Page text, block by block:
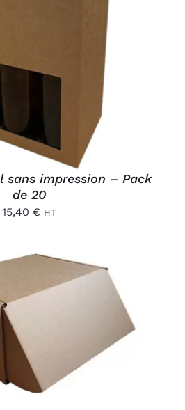
sans impression – Pack
de 20
15,40 € HT
AU PANIER